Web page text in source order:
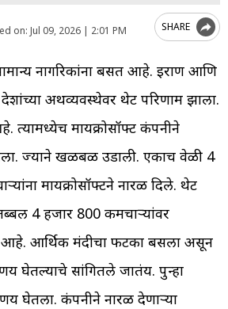
on: Jul 09, 2026 | 2:01 PM SHARE
नागरिकांना बसत आहे. इराण आणि
अर्थव्यवस्थेवर थेट परिणाम झाला.
त्यामध्येच मायक्रोसॉफ्ट कंपनीने
ज्याने खळबळ उडाली. एकाच वेळी 4
मायक्रोसॉफ्टने नारळ दिले. थेट
4 हजार 800 कर्मचाऱ्यांवर
आर्थिक मंदीचा फटका बसला असून
घेतल्याचे सांगितले जातंय. पुन्हा
घेतला. कंपनीने नारळ देणाऱ्या